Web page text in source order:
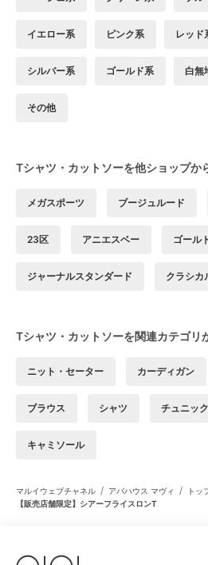
イエロー系 ピンク系 レッド
シルバー系 ゴールド系 白無
その他
Tシャツ・カットソーを他ショップか
メガスポーツ ブージュルード
23区 アニエスベー ゴール
ジャーナルスタンダード クラシカ
Tシャツ・カットソーを関連カテゴリ
ニット・セーター カーディガン
ブラウス シャツ チュニック
キャミソール
マルイウェブチャネル / アバハウス マヴィ / トッ
【販売店舗限定】シアーフライスロンT